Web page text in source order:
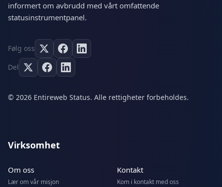
informert om avbrudd med vårt omfattende
statusinstrumentpanel.
Følg oss
Del
© 2026 Entireweb Status. Alle rettigheter forbeholdes.
Virksomhet
Om oss
Lær om vår misjon
Kontakt
Kom i kontakt med oss